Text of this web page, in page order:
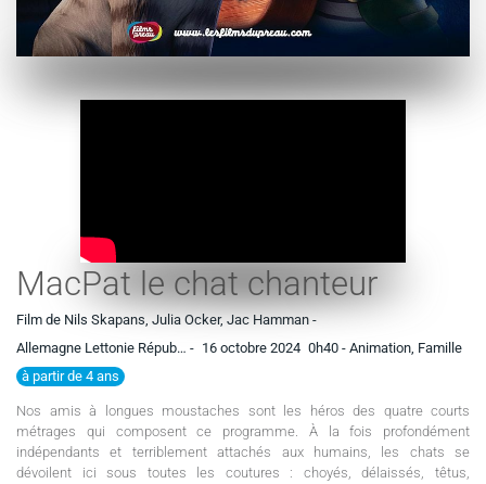
MacPat le chat chanteur
Film de Nils Skapans, Julia Ocker, Jac Hamman -
Allemagne Lettonie Répub… - 16 octobre 2024 0h40 - Animation, Famille
à partir de 4 ans
Nos amis à longues moustaches sont les héros des quatre courts
métrages qui composent ce programme. À la fois profondément
indépendants et terriblement attachés aux humains, les chats se
dévoilent ici sous toutes les coutures : choyés, délaissés, têtus,